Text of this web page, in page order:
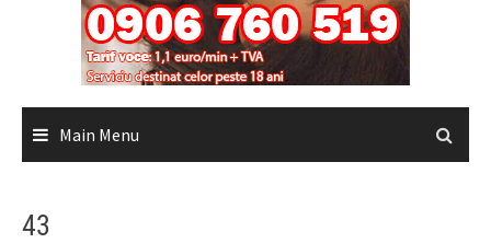
Main Menu
43